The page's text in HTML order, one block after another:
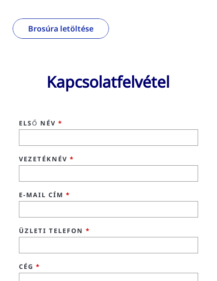
Brosúra letöltése
Kapcsolatfelvétel
ELSŐ NÉV *
VEZETÉKNÉV *
E-MAIL CÍM *
ÜZLETI TELEFON *
CÉG *